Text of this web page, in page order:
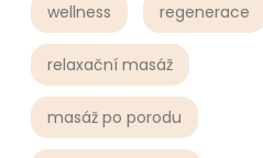
wellness regenerace
relaxační masáž
masáž po porodu